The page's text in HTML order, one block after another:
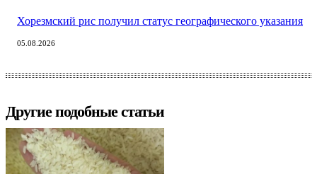
Хорезмский рис получил статус географического указания
05.08.2026
Другие подобные статьи